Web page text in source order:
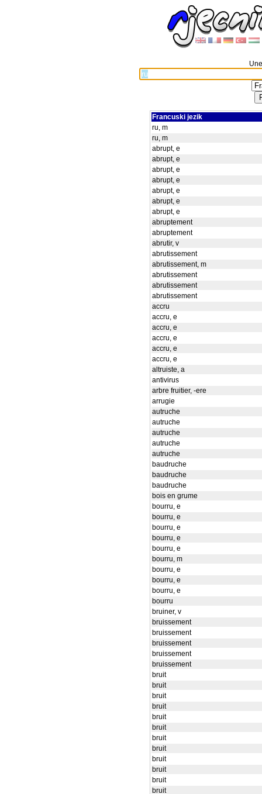
Francuski jezik
ru, m
ru, m
abrupt, e
abrupt, e
abrupt, e
abrupt, e
abrupt, e
abrupt, e
abrupt, e
abruptement
abruptement
abrutir, v
abrutissement
abrutissement, m
abrutissement
abrutissement
abrutissement
accru
accru, e
accru, e
accru, e
accru, e
accru, e
altruiste, a
antivirus
arbre fruitier, -ere
arrugie
autruche
autruche
autruche
autruche
autruche
baudruche
baudruche
baudruche
bois en grume
bourru, e
bourru, e
bourru, e
bourru, e
bourru, e
bourru, m
bourru, e
bourru, e
bourru, e
bourru
bruiner, v
bruissement
bruissement
bruissement
bruissement
bruissement
bruit
bruit
bruit
bruit
bruit
bruit
bruit
bruit
bruit
bruit
bruit
bruit